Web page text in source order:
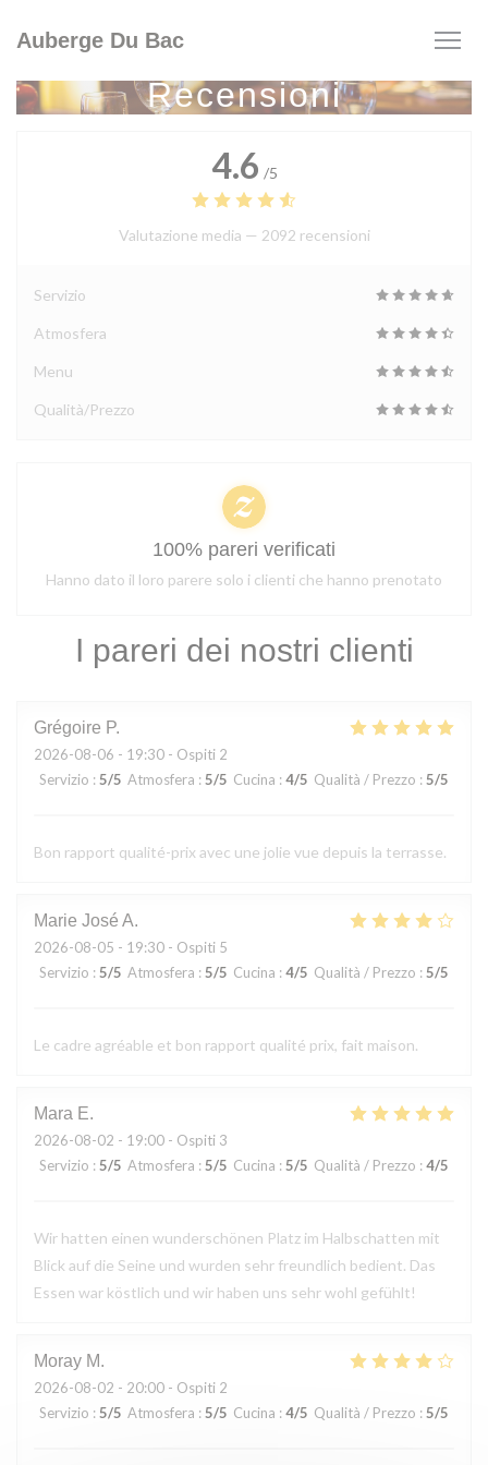
Auberge Du Bac
Recensioni
I pareri dei nostri clienti
Grégoire P
2026-08-06 - 19:30 - Ospiti 2
Servizio : 5/5 Atmosfera : 5/5 Cucina : 4/5 Qualità / Prezzo : 5/5
Bon rapport qualité-prix avec une jolie vue depuis la terrasse.
Marie José A
2026-08-05 - 19:30 - Ospiti 5
Servizio : 5/5 Atmosfera : 5/5 Cucina : 4/5 Qualità / Prezzo : 5/5
Le cadre agréable et bon rapport qualité prix, fait maison.
Mara E
2026-08-02 - 19:00 - Ospiti 3
Servizio : 5/5 Atmosfera : 5/5 Cucina : 5/5 Qualità / Prezzo : 4/5
Wir hatten einen wunderschönen Platz im Halbschatten mit
Blick auf die Seine und wurden sehr freundlich bedient. Das
Essen war köstlich und wir haben uns sehr wohl gefühlt!
Moray M
2026-08-02 - 20:00 - Ospiti 2
Servizio : 5/5 Atmosfera : 5/5 Cucina : 4/5 Qualità / Prezzo : 5/5
4.6 /5
Valutazione media — 2092 recensioni
Servizio
Atmosfera
Menu
Qualità/Prezzo
100% pareri verificati
Hanno dato il loro parere solo i clienti che hanno prenotato